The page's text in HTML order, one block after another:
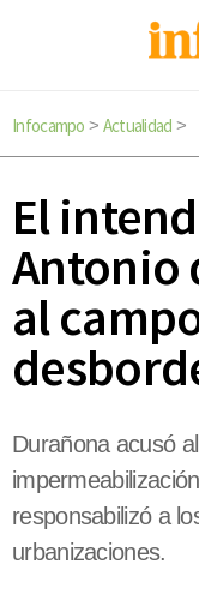
Infocampo > Actualidad >
El
Antonio
al
Durañona acusó
responsabilizó a
urbanizaciones.